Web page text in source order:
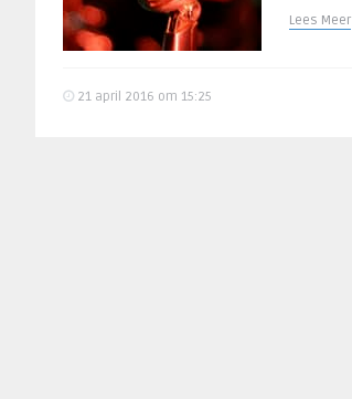
Lees Meer
21 april 2016 om 15:25